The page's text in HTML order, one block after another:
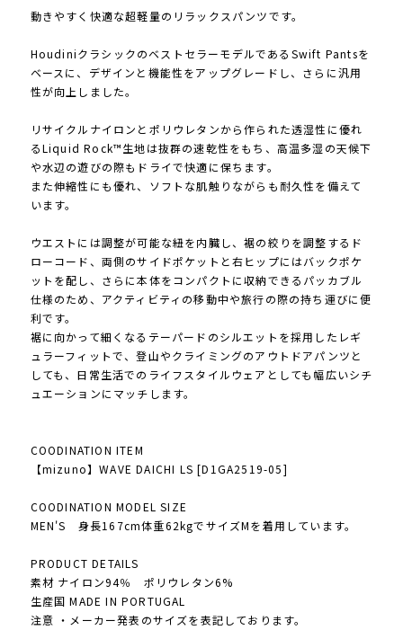
動きやすく快適な超軽量のリラックスパンツです。
HoudiniクラシックのベストセラーモデルであるSwift Pantsを
ベースに、デザインと機能性をアップグレードし、さらに汎用
性が向上しました。
リサイクルナイロンとポリウレタンから作られた透湿性に優れ
るLiquid Rock™生地は抜群の速乾性をもち、高温多湿の天候下
や水辺の遊びの際もドライで快適に保ちます。
また伸縮性にも優れ、ソフトな肌触りながらも耐久性を備えて
います。
ウエストには調整が可能な紐を内臓し、裾の絞りを調整するド
ローコード、両側のサイドポケットと右ヒップにはバックポケ
ットを配し、さらに本体をコンパクトに収納できるパッカブル
仕様のため、アクティビティの移動中や旅行の際の持ち運びに便
利です。
裾に向かって細くなるテーパードのシルエットを採用したレギ
ュラーフィットで、登山やクライミングのアウトドアパンツと
しても、日常生活でのライフスタイルウェアとしても幅広いシチ
ュエーションにマッチします。
COODINATION ITEM
【mizuno】WAVE DAICHI LS [D1GA2519-05]
COODINATION MODEL SIZE
MEN'S 身長167cm体重62kgでサイズMを着用しています。
PRODUCT DETAILS
素材 ナイロン94％ ポリウレタン6%
生産国 MADE IN PORTUGAL
注意 ・メーカー発表のサイズを表記しております。